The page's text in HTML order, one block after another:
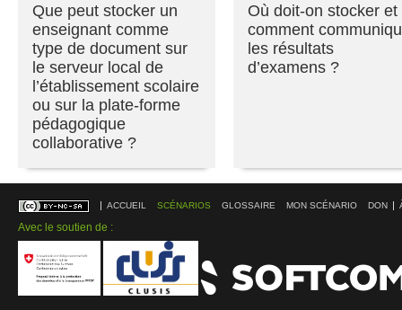
Que peut stocker un
enseignant comme
type de document sur
le serveur local de
l’établissement scolaire
ou sur la plate-forme
pédagogique
collaborative ?
Où doit-on stocker et
comment
les résultats
d’examens ?
ACCUEIL SCÉNARIOS GLOSSAIRE MON SCÉNARIO DON
Avec le soutien de :